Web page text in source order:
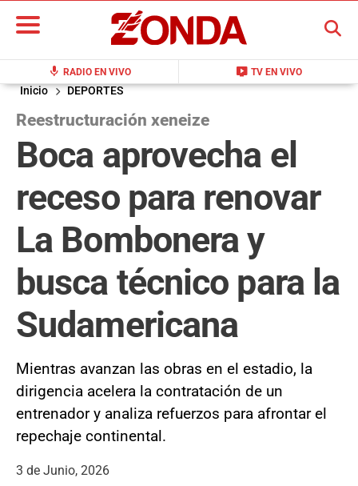
mic RADIO EN VIVO live_tv TV EN VIVO
BUSCAR
Inicio DEPORTES
Reestructuración xeneize
Boca aprovecha el
receso para renovar
La Bombonera y
busca técnico para la
Sudamericana
Mientras avanzan las obras en el estadio, la
dirigencia acelera la contratación de un
entrenador y analiza refuerzos para afrontar el
repechaje continental.
3 de Junio, 2026